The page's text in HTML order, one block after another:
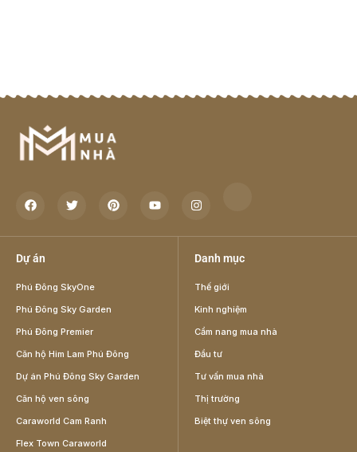
Dự án
Phú Đông SkyOne
Phú Đông Sky Garden
Phú Đông Premier
Căn hộ Him Lam Phú Đông
Dự án Phú Đông Sky Garden
Căn hộ ven sông
Caraworld Cam Ranh
Flex Town Caraworld
Danh mục
Thế giới
Kinh nghiệm
Cẩm nang mua nhà
Đầu tư
Tư vấn mua nhà
Thị trường
Biệt thự ven sông